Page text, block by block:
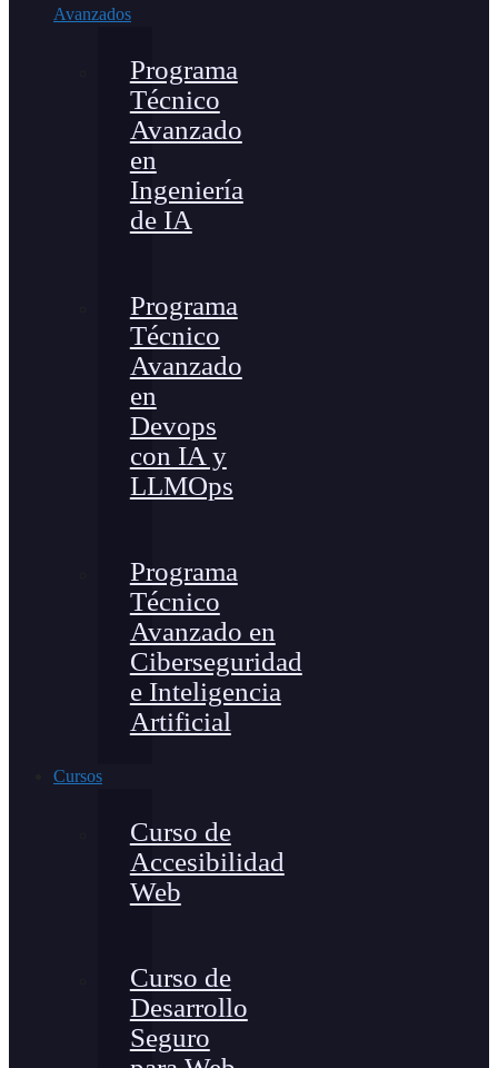
Avanzados
Programa
Técnico
Avanzado
en
Ingeniería
de IA
Programa
Técnico
Avanzado
en
Devops
con IA y
LLMOps
Programa
Técnico
Avanzado en
Ciberseguridad
e Inteligencia
Artificial
Cursos
Curso de
Accesibilidad
Web
Curso de
Desarrollo
Seguro